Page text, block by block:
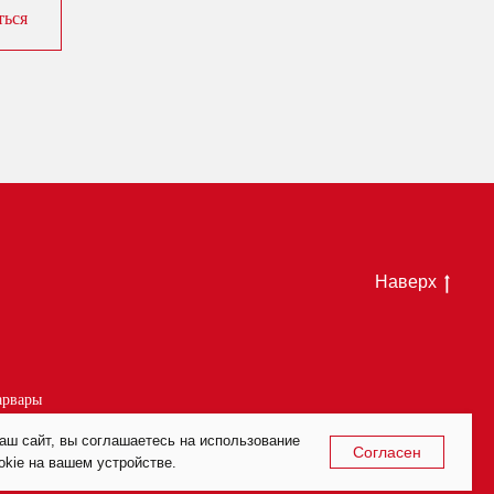
Наверх
сайт, вы соглашаетесь на использование
на вашем устройстве.
Согласен